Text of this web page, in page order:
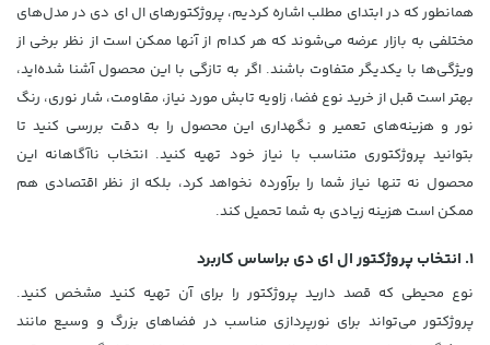
همانطور که در ابتدای مطلب اشاره کردیم، پروژکتورهای ال ای دی در مدل‌های
مختلفی به بازار عرضه می‌شوند که هر کدام از آنها ممکن است از نظر برخی از
ویژگی‌ها با یکدیگر متفاوت باشند. اگر به تازگی با این محصول آشنا شده‌اید،
بهتر است قبل از خرید نوع فضا، زاویه تابش مورد نیاز، مقاومت، شار نوری، رنگ
نور و هزینه‌های تعمیر و نگهداری این محصول را به دقت بررسی کنید تا
بتوانید پروژکتوری متناسب با نیاز خود تهیه کنید. انتخاب ناآگاهانه این
محصول نه تنها نیاز شما را برآورده نخواهد کرد، بلکه از نظر اقتصادی هم
ممکن است هزینه زیادی به شما تحمیل کند.
1. انتخاب پروژکتور ال ای دی براساس کاربرد
نوع محیطی که قصد دارید پروژکتور را برای آن تهیه کنید مشخص کنید.
پروژکتور می‌تواند برای نورپردازی مناسب در فضاهای بزرگ و وسیع مانند